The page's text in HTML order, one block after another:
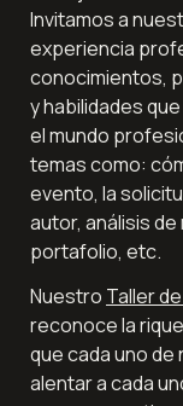
Invitamos a
experiencia
conocimientos,
y habilidades
el mundo
temas como:
evento, la
autor, análisis
portafolio, etc.
Nuestro Taller
reconoce la
que cada uno
alentar a cada